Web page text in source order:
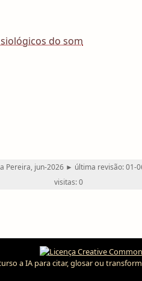
do som
Pereira, jun-2026 ► última revisão: 01-
visitas: 0
a IA para citar, glosar ou